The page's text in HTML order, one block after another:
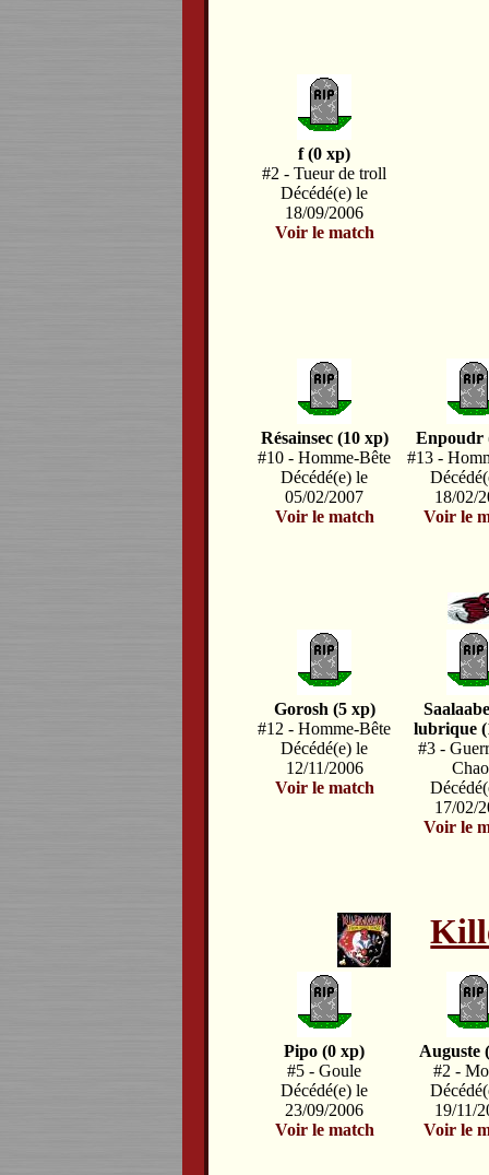
f (0 xp)
#2 - Tueur de troll
Décédé(e) le
18/09/2006
Voir le match
Résainsec (10 xp)
#10 - Homme-Bête
Décédé(e) le
05/02/2007
Voir le match
Enpoudr
#13 -
18/02/
Voir le
Gorosh (5 xp)
#12 - Homme-Bête
Décédé(e) le
12/11/2006
Voir le match
lubrique
#3 -
17/02/
Voir le
Pipo (0 xp)
#5 - Goule
Décédé(e) le
23/09/2006
Voir le match
Auguste
#2 -
19/11/
Voir le